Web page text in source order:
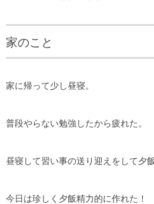
家のこと
家に帰って少し昼寝。
普段やらない勉強したから疲れた。
昼寝して習い事の送り迎えをして夕
今日は珍しく夕飯精力的に作れた！